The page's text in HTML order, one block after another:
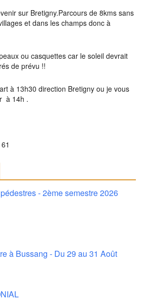
sur Bretigny.Parcours de 8kms sans
et dans les champs donc à
ou casquettes car le soleil devrait
de prévu !!
à 13h30 direction Bretigny ou je vous
à 14h .
- 2ème semestre 2026
à Bussang - Du 29 au 31 Août